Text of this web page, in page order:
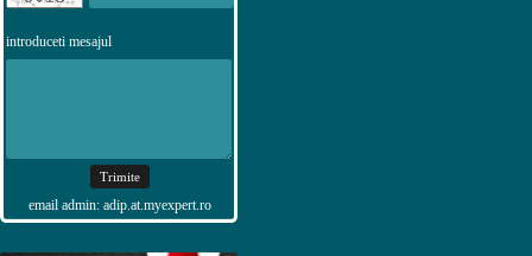
introduceti mesajul
email admin: adip.at.myexpert.ro